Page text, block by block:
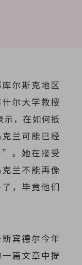
尔斯克地区
尔大学教授
，在如何抵
兰可能已经
。她在接受
兰不能再像
，毕竟他们
宾德尔今年
篇文章中提